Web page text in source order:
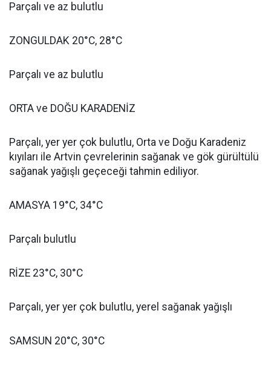
Parçalı ve az bulutlu
ZONGULDAK 20°C, 28°C
Parçalı ve az bulutlu
ORTA ve DOĞU KARADENİZ
Parçalı, yer yer çok bulutlu, Orta ve Doğu Karadeniz
kıyıları ile Artvin çevrelerinin sağanak ve gök gürültülü
sağanak yağışlı geçeceği tahmin ediliyor.
AMASYA 19°C, 34°C
Parçalı bulutlu
RİZE 23°C, 30°C
Parçalı, yer yer çok bulutlu, yerel sağanak yağışlı
SAMSUN 20°C, 30°C